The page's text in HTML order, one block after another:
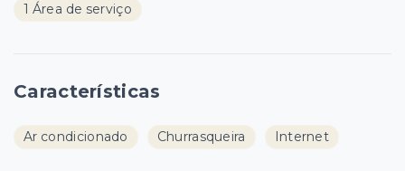
1 Área de serviço
Características
Ar condicionado Churrasqueira Internet